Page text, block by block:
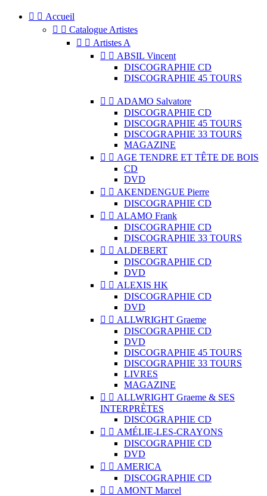
  Accueil
  Catalogue Artistes
  Artistes A
  ABSIL Vincent
DISCOGRAPHIE CD
DISCOGRAPHIE 45 TOURS
  ADAMO Salvatore
DISCOGRAPHIE CD
DISCOGRAPHIE 45 TOURS
DISCOGRAPHIE 33 TOURS
MAGAZINE
  AGE TENDRE ET TÊTE DE BOIS
CD
DVD
  AKENDENGUE Pierre
DISCOGRAPHIE CD
  ALAMO Frank
DISCOGRAPHIE CD
DISCOGRAPHIE 33 TOURS
  ALDEBERT
DISCOGRAPHIE CD
DVD
  ALEXIS HK
DISCOGRAPHIE CD
DVD
  ALLWRIGHT Graeme
DISCOGRAPHIE CD
DVD
DISCOGRAPHIE 45 TOURS
DISCOGRAPHIE 33 TOURS
LIVRES
MAGAZINE
  ALLWRIGHT Graeme & SES
INTERPRÈTES
DISCOGRAPHIE CD
  AMÉLIE-LES-CRAYONS
DISCOGRAPHIE CD
DVD
  AMERICA
DISCOGRAPHIE CD
  AMONT Marcel